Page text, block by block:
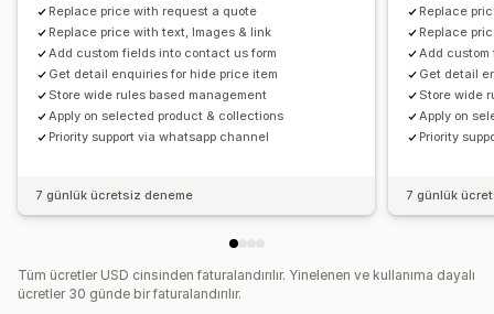
Replace price with request a quote
Replace price with text, Images & link
Add custom fields into contact us form
Get detail enquiries for hide price item
Store wide rules based management
Apply on selected product & collections
Priority support via whatsapp channel
7 günlük ücretsiz deneme
Replace
Replace
Add
Get detail
Store wide
Apply on
Priority
7 günlük
Tüm ücretler USD cinsinden faturalandırılır. Yinelenen ve kullanıma dayalı
ücretler 30 günde bir faturalandırılır.